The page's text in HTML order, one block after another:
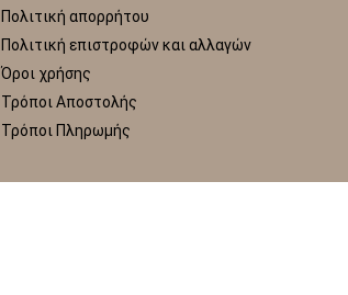
Πολιτική απορρήτου
Πολιτική επιστροφών και αλλαγών
Όροι χρήσης
Τρόποι Αποστολής
Τρόποι Πληρωμής